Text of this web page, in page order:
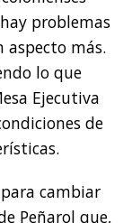
problemas
aspecto más.
lo que
Ejecutiva
de
cambiar
Peñarol que,